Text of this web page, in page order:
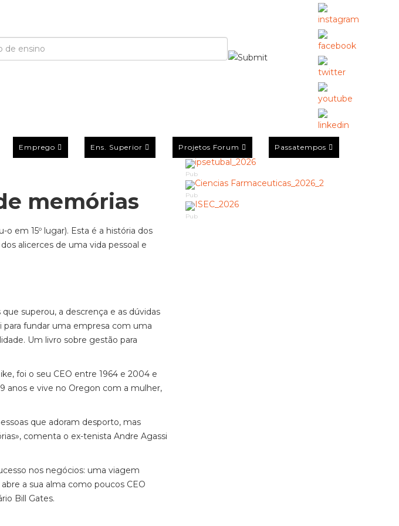
Emprego Ens. Superior Projetos Forum Passatempos
memórias
em 15º lugar). Esta é a história dos
alicerces de uma vida pessoal e
superou, a descrença e as dúvidas
para fundar uma empresa com uma
Um livro sobre gestão para
foi o seu CEO entre 1964 e 2004 e
anos e vive no Oregon com a mulher,
que adoram desporto, mas
comenta o ex-tenista Andre Agassi
nos negócios: uma viagem
a sua alma como poucos CEO
Bill Gates.
Pub
Pub
Pub